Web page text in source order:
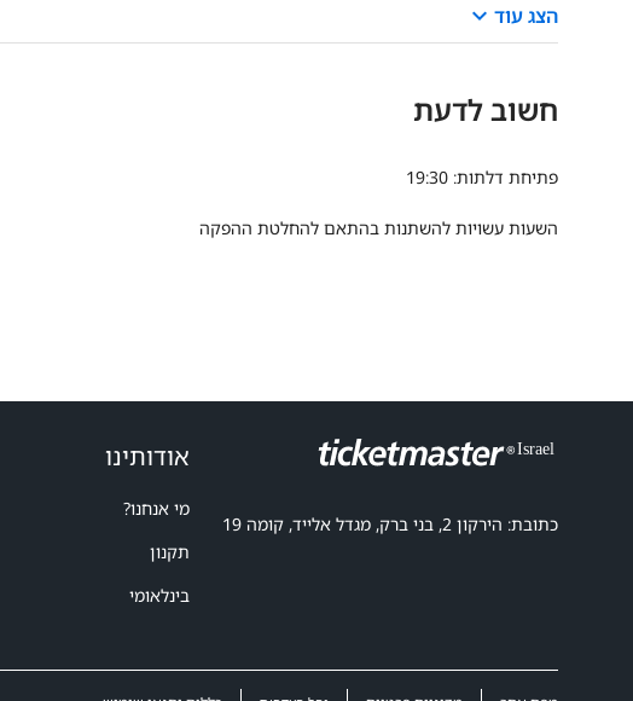
הצג עוד keyboard_arrow_down
חשוב לדעת
פתיחת דלתות: 19:30
השעות עשויות להשתנות בהתאם להחלטת ההפקה
כתובת: הירקון 2, בני ברק, מגדל אלייד, קומה 19
אודותינו
מי אנחנו?
תקנון
בינלאומי